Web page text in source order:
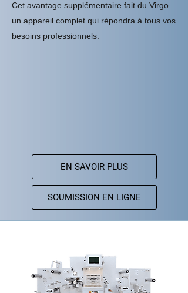
Cet avantage supplémentaire fait du Virgo
un appareil complet qui répondra à tous vos
besoins professionnels.
EN SAVOIR PLUS
SOUMISSION EN LIGNE